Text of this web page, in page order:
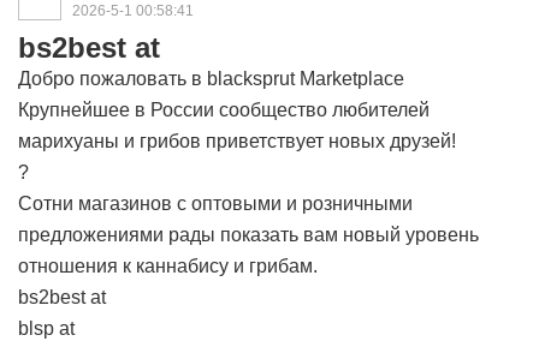
2026-5-1 00:58:41
bs2best at
Добро пожаловать в blacksprut Marketplace
Крупнейшее в России сообщество любителей
марихуаны и грибов приветствует новых друзей!
?
Сотни магазинов с оптовыми и розничными
предложениями рады показать вам новый уровень
отношения к каннабису и грибам.
bs2best at
blsp at